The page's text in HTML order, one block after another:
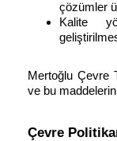
çözümler
Kalite
Mertoğlu Çevre
ve bu
Çevre